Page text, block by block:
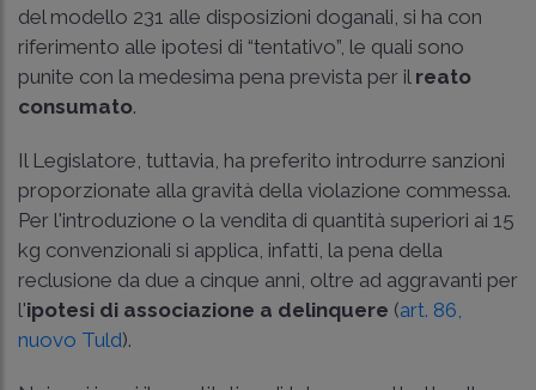
del modello 231 alle disposizioni doganali, si ha con
riferimento alle ipotesi di “tentativo”, le quali sono
punite con la medesima pena prevista per il reato
consumato.
Il Legislatore, tuttavia, ha preferito introdurre sanzioni
proporzionate alla gravità della violazione commessa.
Per l'introduzione o la vendita di quantità superiori ai 15
kg convenzionali si applica, infatti, la pena della
reclusione da due a cinque anni, oltre ad aggravanti per
l'ipotesi di associazione a delinquere (art. 86,
nuovo Tuld).